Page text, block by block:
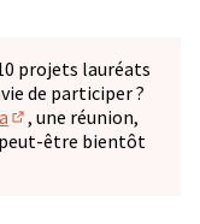
projets lauréats
de participer ?
(S'ouvre dans un
, une réunion,
être bientôt